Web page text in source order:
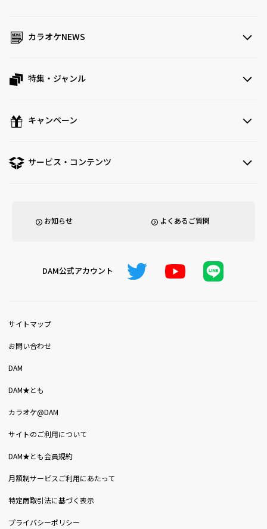
カラオケNEWS
特集・ジャンル
キャンペーン
サービス・コンテンツ
お知らせ よくあるご質問
DAM公式アカウント
サイトマップ
お問い合わせ
DAM
DAM★とも
カラオケ@DAM
サイトのご利用について
DAM★とも会員規約
月額制サービスご利用にあたって
特定商取引法に基づく表示
プライバシーポリシー